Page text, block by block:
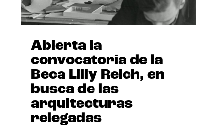
Abierta la
convocatoria de la
Beca Lilly Reich, en
busca de las
arquitecturas
relegadas